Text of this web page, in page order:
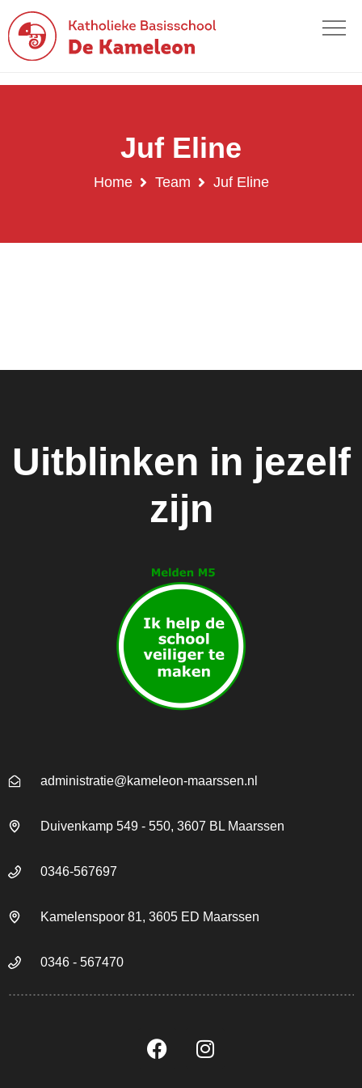
Juf Eline
Home Team Juf Eline
Uitblinken in jezelf
zijn
administratie@kameleon-maarssen.nl
Duivenkamp 549 - 550, 3607 BL Maarssen
0346-567697
Kamelenspoor 81, 3605 ED Maarssen
0346 - 567470